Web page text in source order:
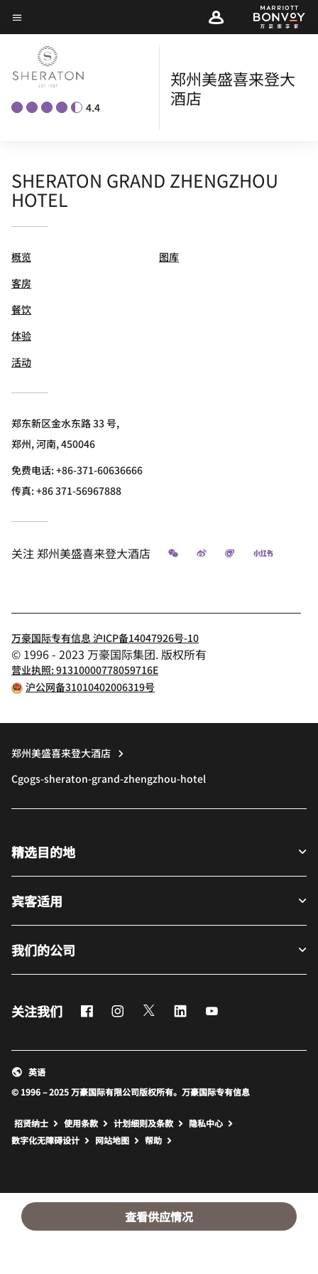
Skip
to
main
content
菜单文本
4.4
郑州美盛喜来登大
酒店
查看供应情况
SHERATON GRAND ZHENGZHOU
HOTEL
概览
客房
餐饮
体验
活动
图库
郑东新区金水东路 33 号,
郑州, 河南, 450046
免费电话:+86-371-60636666
传真:+86 371-56967888
关注郑州美盛喜来登大酒店 微信 微博 飞猪 小红书
万豪国际专有信息 沪ICP备14047926号-10
© 1996 - 2023 万豪国际集团. 版权所有
营业执照: 91310000778059716E
沪公网备31010402006319号
郑州美盛喜来登大酒店
Cgogs-sheraton-grand-zhengzhou-hotel
精选目的地
宾客适用
我们的公司
关注我们 FacebookInstagram
Twitter LinkedIn
© 1996 – 2025 万豪国际有限公司版权所有。万豪国际专有信息
英语
招贤纳士 使用条款 计划细则及条款
隐私中心
数字化无障碍设计
网站地图 打开新窗口
帮助